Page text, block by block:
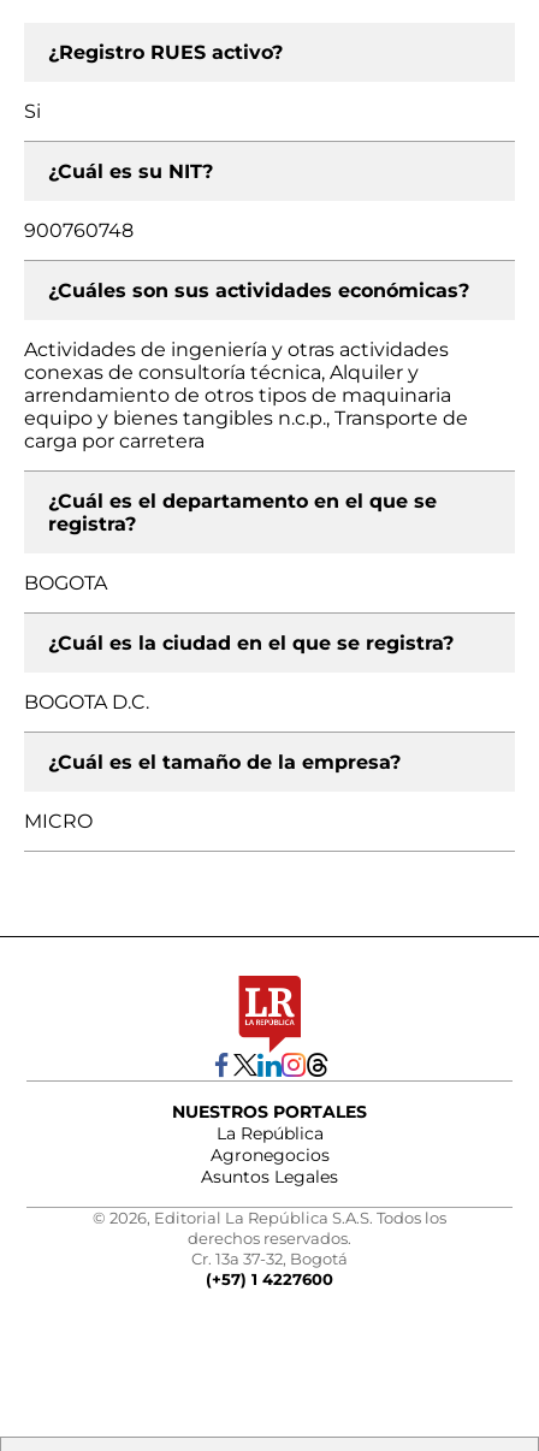
¿Registro RUES activo?
Si
¿Cuál es su NIT?
900760748
¿Cuáles son sus actividades económicas?
Actividades de ingeniería y otras actividades
conexas de consultoría técnica, Alquiler y
arrendamiento de otros tipos de maquinaria
equipo y bienes tangibles n.c.p., Transporte de
carga por carretera
¿Cuál es el departamento en el que se
registra?
BOGOTA
¿Cuál es la ciudad en el que se registra?
BOGOTA D.C.
¿Cuál es el tamaño de la empresa?
MICRO
NUESTROS PORTALES
La República
Agronegocios
Asuntos Legales
© 2026, Editorial La República S.A.S. Todos los
derechos reservados.
Cr. 13a 37-32, Bogotá
(+57) 1 4227600